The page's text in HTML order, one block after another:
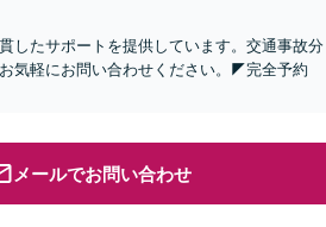
したサポートを提供しています。交通事故分
気軽にお問い合わせください。◤完全予約
メールでお問い合わせ